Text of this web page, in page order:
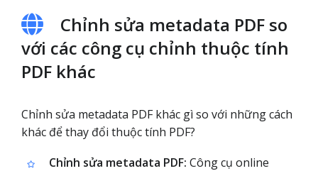
Chỉnh sửa metadata PDF so
với các công cụ chỉnh thuộc tính
PDF khác
Chỉnh sửa metadata PDF khác gì so với những cách
khác để thay đổi thuộc tính PDF?
Chỉnh sửa metadata PDF: Công cụ online